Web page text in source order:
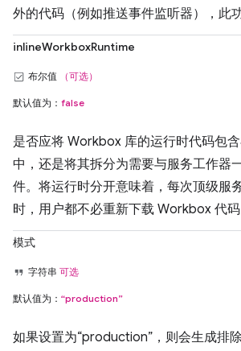
外的代码（例如推送事件监听器），此
inlineWorkboxRuntime
布尔值 （可选）
默认值为： false
是否应将 Workbox 库的运行时代码包
中，还是将其拆分为需要与服务工作器
件。将运行时分开意味着，每次顶级服
时，用户都不必重新下载 Workbox 代码
模式
字符串 可选
默认值为： “production”
如果设置为“production”，则会生成排